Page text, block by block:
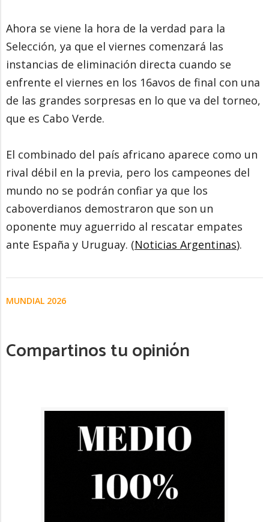
Ahora se viene la hora de la verdad para la
Selección, ya que el viernes comenzará las
instancias de eliminación directa cuando se
enfrente el viernes en los 16avos de final con una
de las grandes sorpresas en lo que va del torneo,
que es Cabo Verde.
El combinado del país africano aparece como un
rival débil en la previa, pero los campeones del
mundo no se podrán confiar ya que los
caboverdianos demostraron que son un
oponente muy aguerrido al rescatar empates
ante España y Uruguay. (Noticias Argentinas).
MUNDIAL 2026
Compartinos tu opinión